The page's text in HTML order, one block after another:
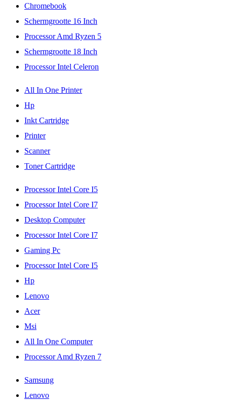
Chromebook
Schermgrootte 16 Inch
Processor Amd Ryzen 5
Schermgrootte 18 Inch
Processor Intel Celeron
All In One Printer
Hp
Inkt Cartridge
Printer
Scanner
Toner Cartridge
Processor Intel Core I5
Processor Intel Core I7
Desktop Computer
Processor Intel Core I7
Gaming Pc
Processor Intel Core I5
Hp
Lenovo
Acer
Msi
All In One Computer
Processor Amd Ryzen 7
Samsung
Lenovo